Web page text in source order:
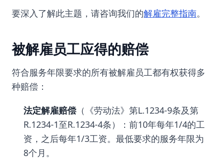
要深入了解此主题，请咨询我们的解雇完整指南。
被解雇员工应得的赔偿
符合服务年限要求的所有被解雇员工都有权获得多
种赔偿：
法定解雇赔偿 （《劳动法》第L.1234-9条及第
R.1234-1至R.1234-4条）：前10年每年1/4的工
资，之后每年1/3工资。最低要求的服务年限为
8个月。